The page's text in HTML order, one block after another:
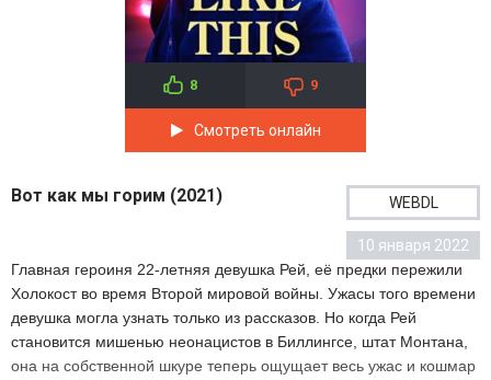
8 9
Смотреть онлайн
Вот как мы горим (2021) WEBDL
10 января 2022
Главная героиня 22-летняя девушка Рей, её предки пережили
Холокост во время Второй мировой войны. Ужасы того времени
девушка могла узнать только из рассказов. Но когда Рей
становится мишенью неонацистов в Биллингсе, штат Монтана,
она на собственной шкуре теперь ощущает весь ужас и кошмар